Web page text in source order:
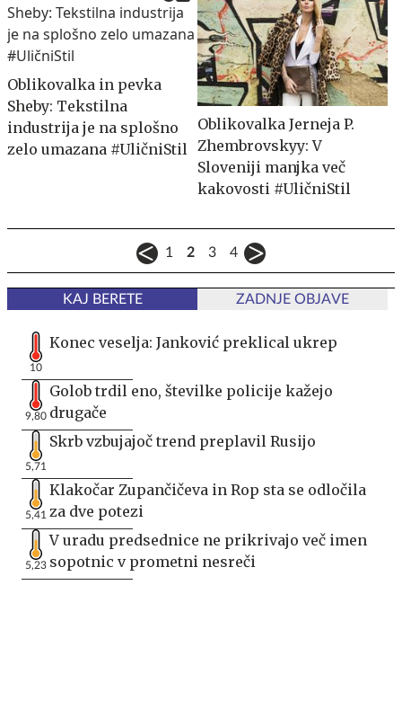
Oblikovalka in pevka
Sheby: Tekstilna
industrija je na splošno
zelo umazana #UličniStil
Oblikovalka Jerneja P.
Zhembrovskyy: V
Sloveniji manjka več
kakovosti #UličniStil
1 2 3 4
KAJ BERETE ZADNJE OBJAVE
10
Konec veselja: Janković preklical ukrep
9,80
Golob trdil eno, številke policije kažejo
drugače
5,71
Skrb vzbujajoč trend preplavil Rusijo
5,41
Klakočar Zupančičeva in Rop sta se odločila
za dve potezi
5,23
V uradu predsednice ne prikrivajo več imen
sopotnic v prometni nesreči